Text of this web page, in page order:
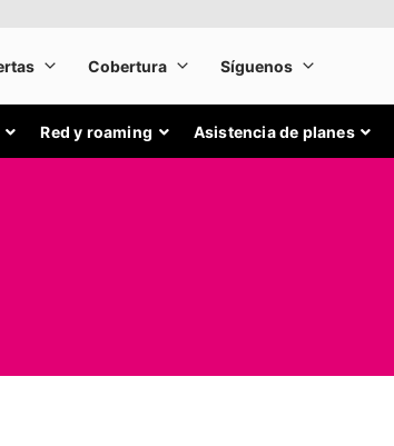
Red y roaming Asistencia de planes